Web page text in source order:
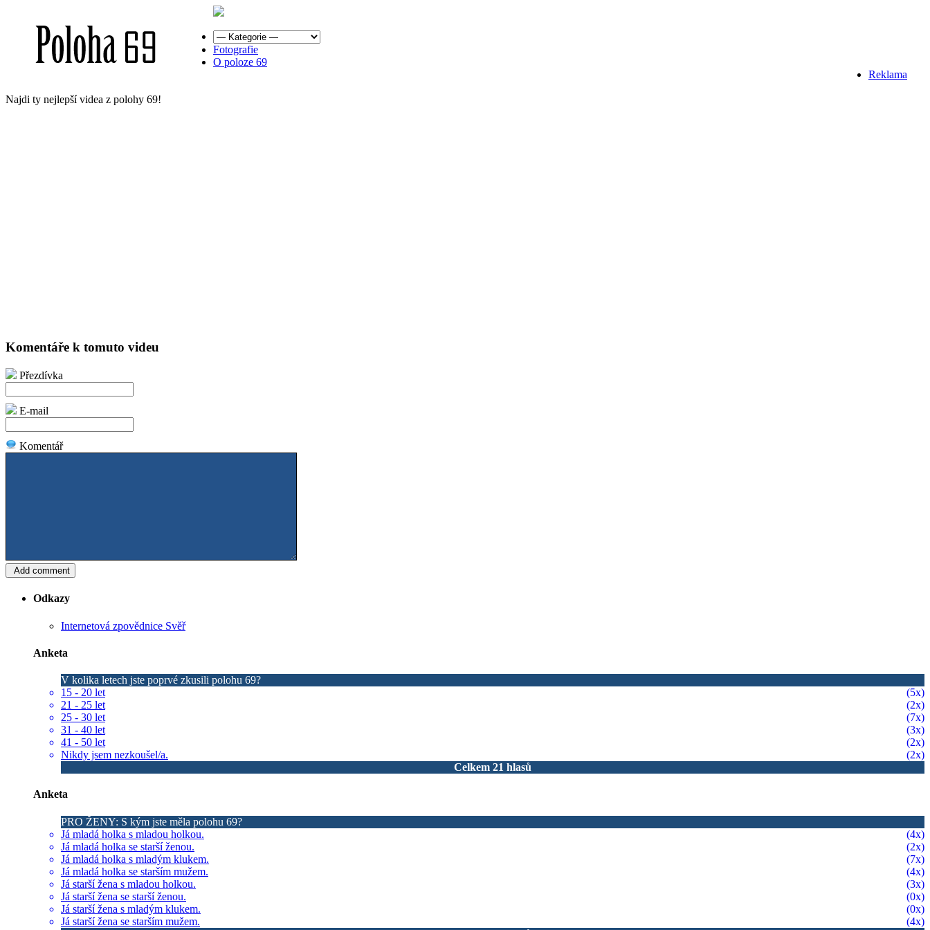
Najdi ty nejlepší videa z polohy 69!
Fotografie
O poloze 69
Reklama
Komentáře k tomuto videu
Přezdívka
E-mail
Komentář
Odkazy
Internetová zpovědnice Svěř
Anketa
V kolika letech jste poprvé zkusili polohu 69?
15 - 20 let
(5x)
21 - 25 let
(2x)
25 - 30 let
(7x)
31 - 40 let
(3x)
41 - 50 let
(2x)
Nikdy jsem nezkoušel/a.
(2x)
Celkem 21 hlasů
Anketa
PRO ŽENY: S kým jste měla polohu 69?
Já mladá holka s mladou holkou.
(4x)
Já mladá holka se starší ženou.
(2x)
Já mladá holka s mladým klukem.
(7x)
Já mladá holka se starším mužem.
(4x)
Já starší žena s mladou holkou.
(3x)
Já starší žena se starší ženou.
(0x)
Já starší žena s mladým klukem.
(0x)
Já starší žena se starším mužem.
(4x)